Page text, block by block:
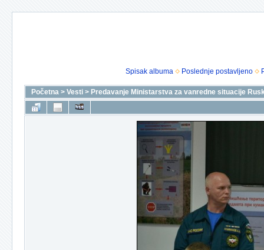
Spisak albuma Poslednje postavljeno
Početna > Vesti > Predavanje Ministarstva za vanredne situacije